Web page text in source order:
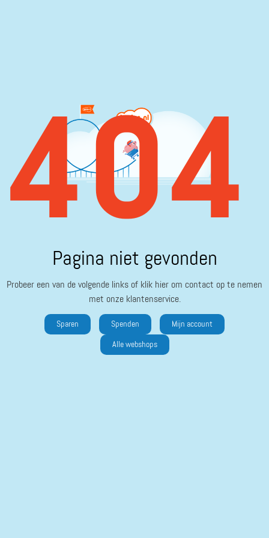
404
Pagina niet gevonden
Probeer een van de volgende links of klik hier om contact op te nemen
met onze klantenservice.
Sparen Spenden Mijn account
Alle webshops